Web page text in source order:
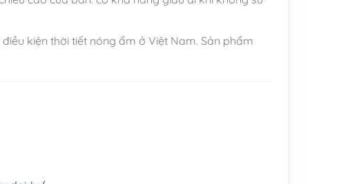
kiện thời tiết nóng ẩm ở Việt Nam. Sản phẩm